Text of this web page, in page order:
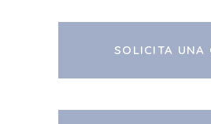
SOLICITA UNA